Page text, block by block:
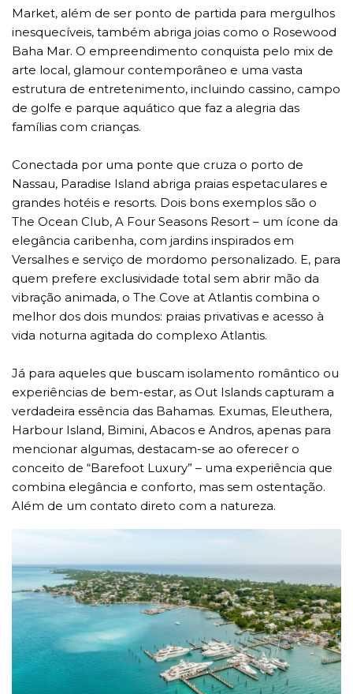
Market, além de ser ponto de partida para mergulhos
inesquecíveis, também abriga joias como o Rosewood
Baha Mar. O empreendimento conquista pelo mix de
arte local, glamour contemporâneo e uma vasta
estrutura de entretenimento, incluindo cassino, campo
de golfe e parque aquático que faz a alegria das
famílias com crianças.
Conectada por uma ponte que cruza o porto de
Nassau, Paradise Island abriga praias espetaculares e
grandes hotéis e resorts. Dois bons exemplos são o
The Ocean Club, A Four Seasons Resort – um ícone da
elegância caribenha, com jardins inspirados em
Versalhes e serviço de mordomo personalizado. E, para
quem prefere exclusividade total sem abrir mão da
vibração animada, o The Cove at Atlantis combina o
melhor dos dois mundos: praias privativas e acesso à
vida noturna agitada do complexo Atlantis.
Já para aqueles que buscam isolamento romântico ou
experiências de bem-estar, as Out Islands capturam a
verdadeira essência das Bahamas. Exumas, Eleuthera,
Harbour Island, Bimini, Abacos e Andros, apenas para
mencionar algumas, destacam-se ao oferecer o
conceito de “Barefoot Luxury” – uma experiência que
combina elegância e conforto, mas sem ostentação.
Além de um contato direto com a natureza.